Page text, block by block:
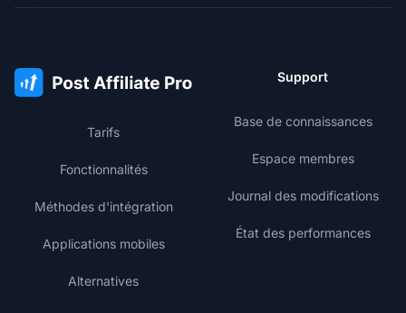
Tarifs
Fonctionnalités
Méthodes d'intégration
Applications mobiles
Alternatives
Support
Base de connaissances
Espace membres
Journal des modifications
État des performances